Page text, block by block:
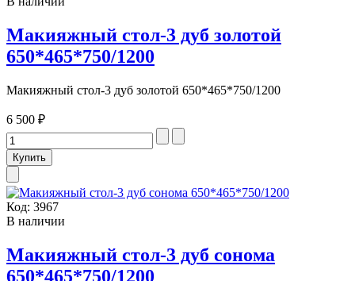
Макияжный стол-3 дуб золотой
650*465*750/1200
Макияжный стол-3 дуб золотой 650*465*750/1200
6 500 ₽
Код: 3967
В наличии
Макияжный стол-3 дуб сонома
650*465*750/1200